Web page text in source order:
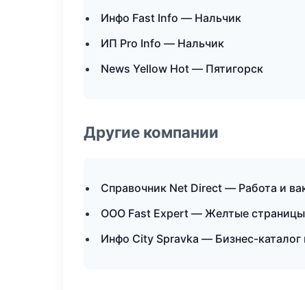
Инфо Fast Info — Нальчик
ИП Pro Info — Нальчик
News Yellow Hot — Пятигорск
Другие компании
Справочник Net Direct — Работа и
ООО Fast Expert — Желтые страницы
Инфо City Spravka — Бизнес-каталог